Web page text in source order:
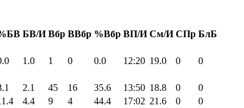
БВ/И Вбр ВВбр %Вбр ВП/И См/И СПр БлБ
1.0 1 0 0.0 12:20 19.0 0
0
2.1 45 16 35.6 13:50 18.8 0
0
4.4 9 4 44.4 17:02 21.6 0
0